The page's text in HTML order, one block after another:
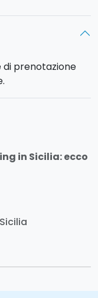
di prenotazione
in Sicilia: ecco